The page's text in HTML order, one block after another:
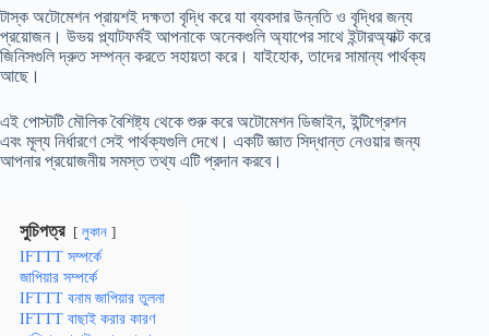
টাস্ক অটোমেশন প্রায়শই দক্ষতা বৃদ্ধি করে যা ব্যবসার উন্নতি ও বৃদ্ধির জন্য
প্রয়োজন। উভয় প্ল্যাটফর্মই আপনাকে অনেকগুলি অ্যাপের সাথে ইন্টারঅ্যাক্ট করে
জিনিসগুলি দ্রুত সম্পন্ন করতে সহায়তা করে। যাইহোক, তাদের সামান্য পার্থক্য
আছে।
এই পোস্টটি মৌলিক বৈশিষ্ট্য থেকে শুরু করে অটোমেশন ডিজাইন, ইন্টিগ্রেশন
এবং মূল্য নির্ধারণে সেই পার্থক্যগুলি দেখে। একটি জ্ঞাত সিদ্ধান্ত নেওয়ার জন্য
আপনার প্রয়োজনীয় সমস্ত তথ্য এটি প্রদান করবে।
সুচিপত্র লুকান
IFTTT সম্পর্কে
জাপিয়ার সম্পর্কে
IFTTT বনাম জাপিয়ার তুলনা
IFTTT বাছাই করার কারণ